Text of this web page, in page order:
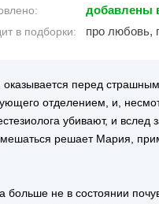
добавлены
в подборки: про любовь,
перед
отделением, и,
убивают, и вслед
решает Мария,
не в состоянии